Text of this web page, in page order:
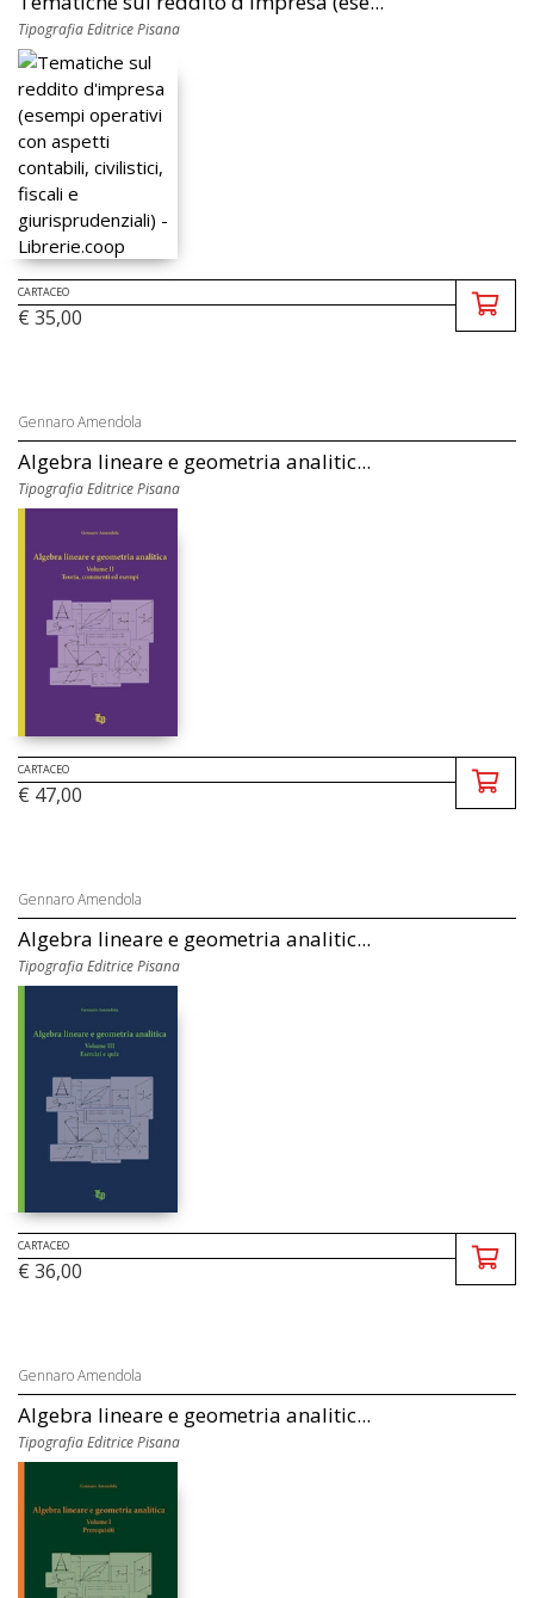
Tipografia Editrice Pisana
CARTACEO
€ 35,00
Gennaro Amendola
Algebra lineare e geometria analitic...
Tipografia Editrice Pisana
CARTACEO
€ 47,00
Gennaro Amendola
Algebra lineare e geometria analitic...
Tipografia Editrice Pisana
CARTACEO
€ 36,00
Gennaro Amendola
Algebra lineare e geometria analitic...
Tipografia Editrice Pisana